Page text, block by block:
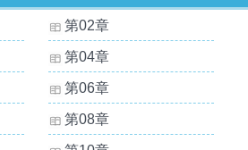
第02章
第04章
第06章
第08章